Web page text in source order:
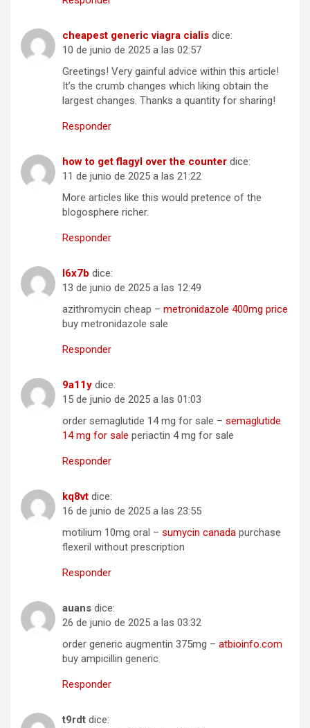
cheapest generic viagra cialis dice:
10 de junio de 2025 a las 02:57
Greetings! Very gainful advice within this article!
It’s the crumb changes which liking obtain the
largest changes. Thanks a quantity for sharing!
Responder
how to get flagyl over the counter dice:
11 de junio de 2025 a las 21:22
More articles like this would pretence of the
blogosphere richer.
Responder
l6x7b dice:
13 de junio de 2025 a las 12:49
azithromycin cheap – metronidazole 400mg price
buy metronidazole sale
Responder
9a11y dice:
15 de junio de 2025 a las 01:03
order semaglutide 14 mg for sale – semaglutide
14 mg for sale periactin 4 mg for sale
Responder
kq8vt dice:
16 de junio de 2025 a las 23:55
motilium 10mg oral – sumycin canada purchase
flexeril without prescription
Responder
auans dice:
26 de junio de 2025 a las 03:32
order generic augmentin 375mg – atbioinfo.com
buy ampicillin generic
Responder
t9rdt dice: